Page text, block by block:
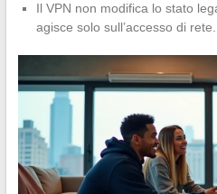
Il VPN non modifica lo stato
agisce solo sull’accesso di rete.